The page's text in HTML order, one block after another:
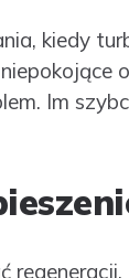
kiedy
Im